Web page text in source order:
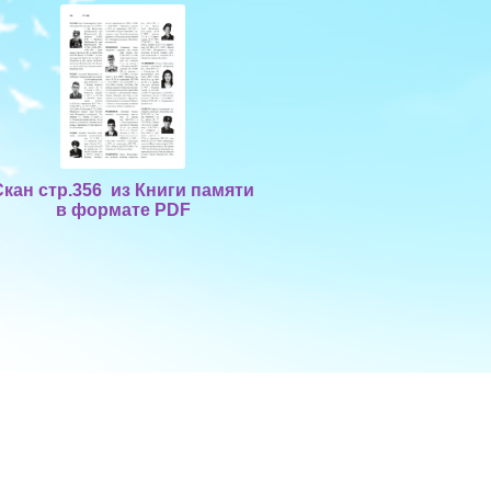
стр.356 из Книги памяти
в формате PDF